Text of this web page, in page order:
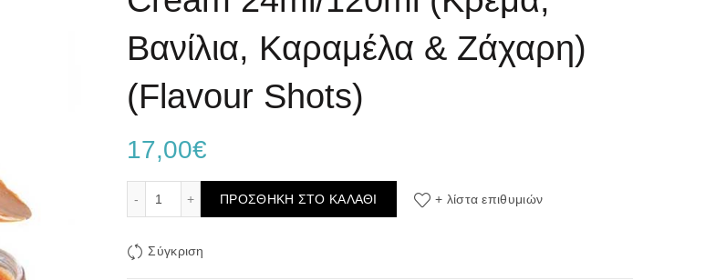
Βανίλια, Καραμέλα & Ζάχαρη)
(Flavour Shots)
17,00€
Blackout Chef’s Clouds Trinity Cream 24ml/120ml (Κρέμα, Βανίλια, Καραμέλα & Ζάχαρη)
ΠΡΟΣΘΉΚΗ ΣΤΟ ΚΑΛΆΘΙ + λίστα επιθυμιών
Σύγκριση